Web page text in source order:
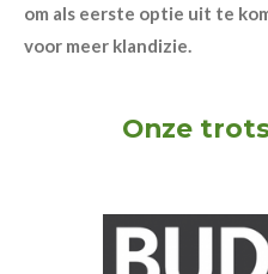
om als eerste optie uit te
voor meer klandizie.
Onze